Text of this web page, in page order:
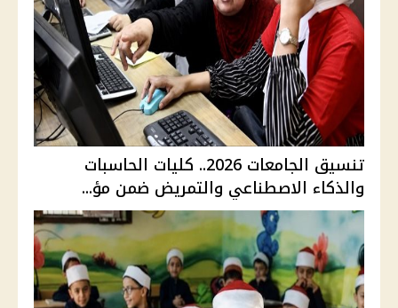
تنسيق الجامعات 2026.. كليات الحاسبات
والذكاء الاصطناعي والتمريض ضمن مؤ...